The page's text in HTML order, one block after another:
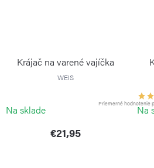
Krájač na varené vajíčka
WEIS
Na sklade
€21,95
Priemerné hodnotenie
Na